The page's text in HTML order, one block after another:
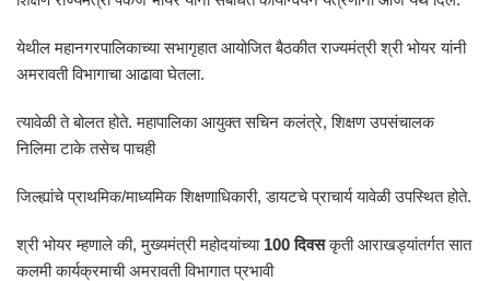
येथील महानगरपालिकाच्या सभागृहात आयोजित बैठकीत राज्यमंत्री श्री भोयर यांनी
अमरावती विभागाचा आढावा घेतला.
त्यावेळी ते बोलत होते. महापालिका आयुक्त सचिन कलंत्रे, शिक्षण उपसंचालक
निलिमा टाके तसेच पाचही
जिल्ह्यांचे प्राथमिक/माध्यमिक शिक्षणाधिकारी, डायटचे प्राचार्य यावेळी उपस्थित होते.
श्री भोयर म्हणाले की, मुख्यमंत्री महोदयांच्या100 दिवसकृती आराखड्यांतर्गत सात
कलमी कार्यक्रमाची अमरावती विभागात प्रभावी